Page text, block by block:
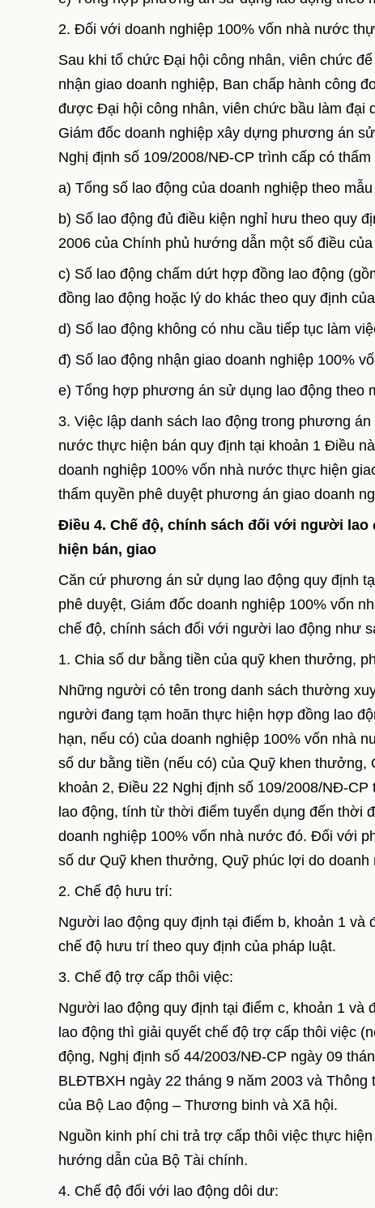
2. Đối với doanh nghiệp 100% vốn nhà nước
Sau khi tổ chức Đại hội công nhân, viên chức
nhận giao doanh nghiệp, Ban chấp hành công
được Đại hội công nhân, viên chức bầu làm đại
Giám đốc doanh nghiệp xây dựng phương án
Nghị định số 109/2008/NĐ-CP trình cấp có
a) Tổng số lao động của doanh nghiệp theo
b) Số lao động đủ điều kiện nghỉ hưu theo quy
2006 của Chính phủ hướng dẫn một số điều
c) Số lao động chấm dứt hợp đồng lao động
đồng lao động hoặc lý do khác theo quy định
d) Số lao động không có nhu cầu tiếp tục làm
đ) Số lao động nhận giao doanh nghiệp 100%
e) Tổng hợp phương án sử dụng lao động theo
3. Việc lập danh sách lao động trong phương
nước thực hiện bán quy định tại khoản 1 Điều
doanh nghiệp 100% vốn nhà nước thực hiện
thẩm quyền phê duyệt phương án giao doanh
Điều 4. Chế độ, chính sách đối với người
hiện bán, giao
Căn cứ phương án sử dụng lao động quy định
phê duyệt, Giám đốc doanh nghiệp 100% vốn
chế độ, chính sách đối với người lao động như
1. Chia số dư bằng tiền của quỹ khen thưởng,
Những người có tên trong danh sách thường
người đang tạm hoãn thực hiện hợp đồng lao
hạn, nếu có) của doanh nghiệp 100% vốn nhà
số dư bằng tiền (nếu có) của Quỹ khen
khoản 2, Điều 22 Nghị định số 109/2008/NĐ-
lao động, tính từ thời điểm tuyển dụng đến thời
doanh nghiệp 100% vốn nhà nước đó. Đối với
số dư Quỹ khen thưởng, Quỹ phúc lợi do doanh
2. Chế độ hưu trí:
Người lao động quy định tại điểm b, khoản 1
chế độ hưu trí theo quy định của pháp luật.
3. Chế độ trợ cấp thôi việc:
Người lao động quy định tại điểm c, khoản 1
lao động thì giải quyết chế độ trợ cấp thôi việc
động, Nghị định số 44/2003/NĐ-CP ngày 09
BLĐTBXH ngày 22 tháng 9 năm 2003 và
của Bộ Lao động – Thương binh và Xã hội.
Nguồn kinh phí chi trả trợ cấp thôi việc thực
hướng dẫn của Bộ Tài chính.
4. Chế độ đối với lao động dôi dư: